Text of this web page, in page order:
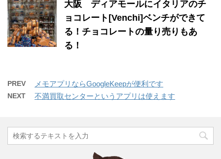
大阪 ディアモールにイタリアのチ
ョコレート[Venchi]ベンチができて
る！チョコレートの量り売りもあ
る！
PREV メモアプリならGoogleKeepが便利です
NEXT 不満買取センターというアプリは使えます